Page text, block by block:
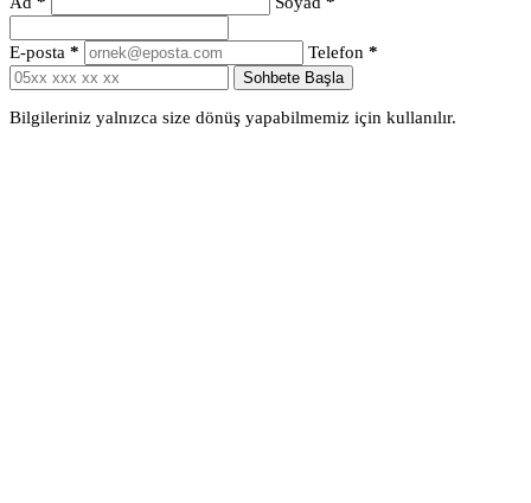
E-posta * Telefon *
Sohbete Başla
Bilgileriniz yalnızca size dönüş yapabilmemiz için kullanılır.